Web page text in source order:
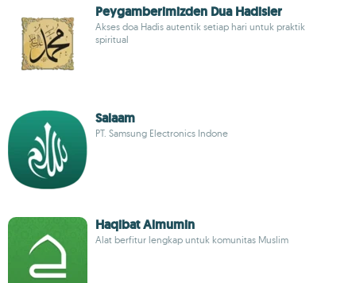
Peygamberimizden Dua Hadisler
Akses doa Hadis autentik setiap hari untuk praktik
spiritual
Salaam
PT. Samsung Electronics Indone
Haqibat Almumin
Alat berfitur lengkap untuk komunitas Muslim